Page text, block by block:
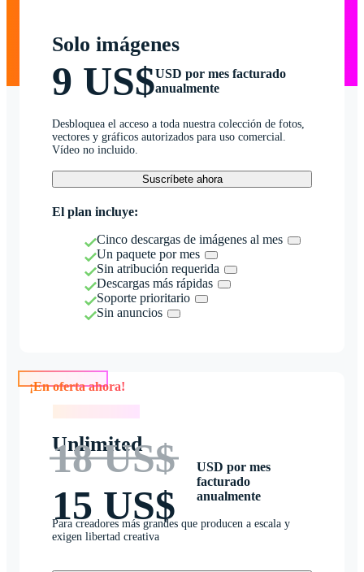
Solo imágenes
9 US$USD por mes facturado
anualmente
Desbloquea el acceso a toda nuestra colección de fotos,
vectores y gráficos autorizados para uso comercial.
Vídeo no incluido.
Suscríbete ahora
El plan incluye:
Cinco descargas de imágenes al mes
Un paquete por mes
Sin atribución requerida
Descargas más rápidas
Soporte prioritario
Sin anuncios
Unlimited
18 US$
15 US$
USD por mes
facturado
anualmente
Para creadores más grandes que producen a escala y
exigen libertad creativa